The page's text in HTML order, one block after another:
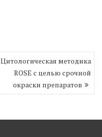
Цитологическая методика
ROSE с целью срочной
окраски препаратов